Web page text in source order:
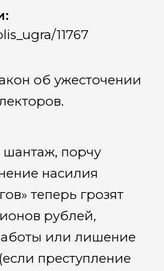
11767
об ужесточении
шантаж, порчу
насилия
теперь грозят
рублей,
или лишение
преступление